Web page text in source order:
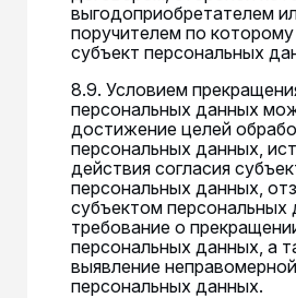
выгодоприобретателем
поручителем по которому
субъект персональных
8.9. Условием
персональных данных
достижение целей
персональных данных,
действия согласия
персональных данных,
субъектом персональных
требование о
персональных данных, а
выявление
персональных данных.